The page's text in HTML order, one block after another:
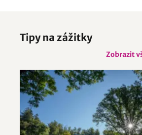
Tipy na zážitky
Zobrazit